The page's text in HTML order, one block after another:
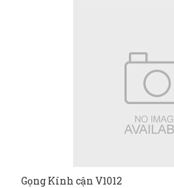
Gọng Kính cận V1012